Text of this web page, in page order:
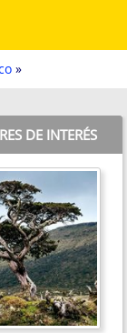
»
DE INTERÉS